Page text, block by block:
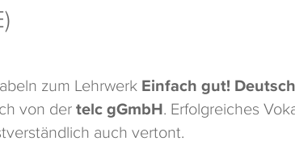
zum Lehrwerk Einfach gut!
von dertelc gGmbH. Erfolgreiches
auch vertont.